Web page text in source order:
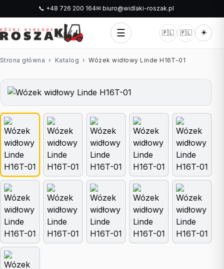
📞 +48 726 200 164✉ biuro@widlaki-roszak.pl
☰ 🇵🇱 🇵🇱 ☀️
Strona główna › Katalog ›Wózek widłowy Linde H16T-01